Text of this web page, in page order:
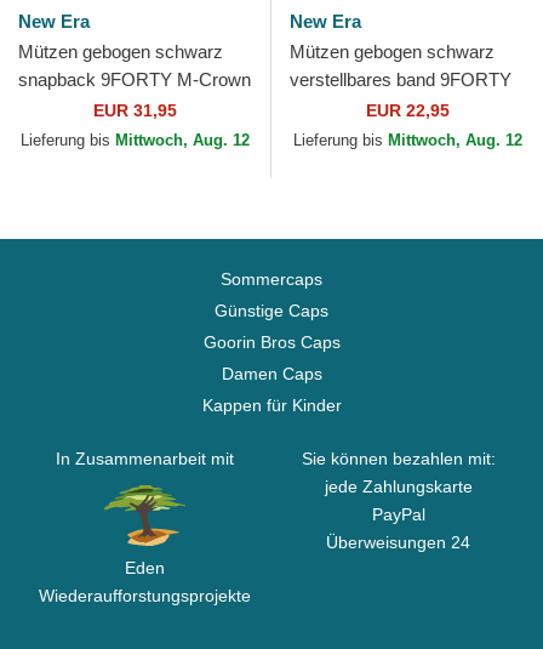
New Era
Mützen gebogen schwarz
snapback 9FORTY M-Crown
der FC Barcelona LALIGA
von New Era
EUR 31,95
Lieferung bis Mittwoch, Aug. 12
New Era
Mützen gebogen schwarz
verstellbares band 9FORTY
Flawless der New York
Yankees MLB von New Era
EUR 22,95
Lieferung bis Mittwoch, Aug. 12
Sommercaps
Günstige Caps
Goorin Bros Caps
Damen Caps
Kappen für Kinder
In Zusammenarbeit mit
Eden
Wiederaufforstungsprojekte
Sie können bezahlen mit:
jede Zahlungskarte
PayPal
Überweisungen 24